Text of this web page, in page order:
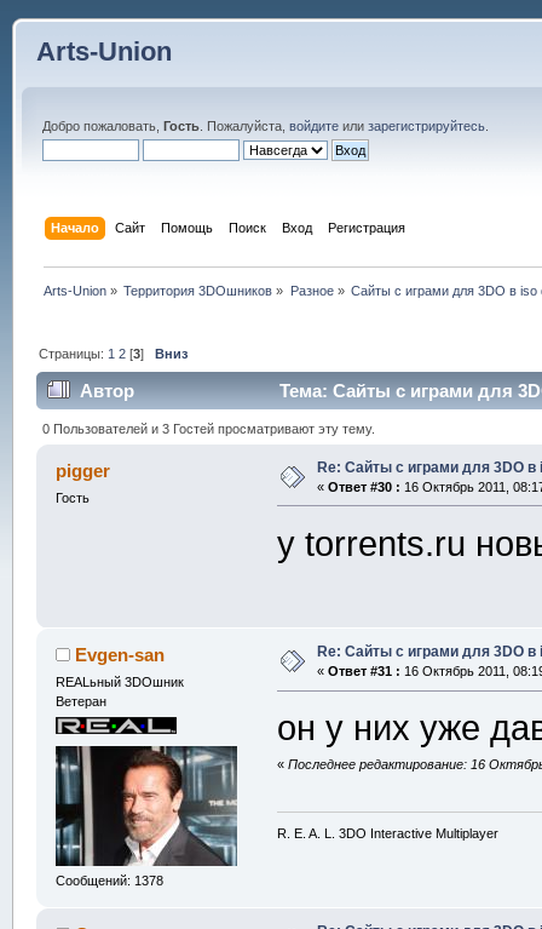
Arts-Union
Добро пожаловать, Гость. Пожалуйста, войдитеили зарегистрируйтесь.
Начало Сайт Помощь Поиск Вход Регистрация
Arts-Union » Территория 3DOшников » Разное» Сайты с играми для 3DO в
Страницы: 1 2 [3]Вниз
Автор Тема: Сайты с играми для
0 Пользователей и 3 Гостей просматривают эту тему.
pigger
Гость
Re: Сайты с играми для 3DO
« Ответ #30 : 16 Октябрь 2011,
у torrents.ru
Evgen-san
REALьный 3DOшник
Ветеран
Сообщений: 1378
Re: Сайты с играми для 3DO
« Ответ #31 : 16 Октябрь 2011,
он у них уже
«Последнее редактирование: 16
R. E. A. L. 3DO Interactive Multiplayer